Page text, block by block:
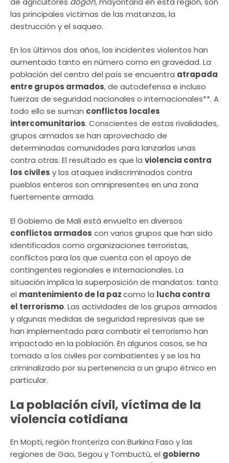
las principales víctimas de las matanzas, la
destrucción y el saqueo.
En los últimos dos años, los incidentes violentos han
aumentado tanto en número como en gravedad. La
población del centro del país se encuentra atrapada
entre grupos armados, de autodefensa e incluso
fuerzas de seguridad nacionales o internacionales**. A
todo ello se suman conflictos locales
intercomunitarios. Conscientes de estas rivalidades,
grupos armados se han aprovechado de
determinadas comunidades para lanzarlas unas
contra otras. El resultado es que la violencia contra
los civiles y los ataques indiscriminados contra
pueblos enteros son omnipresentes en una zona
fuertemente armada.
El Gobierno de Mali está envuelto en diversos
conflictos armados con varios grupos que han sido
identificados como organizaciones terroristas,
conflictos para los que cuenta con el apoyo de
contingentes regionales e internacionales. La
situación implica la superposición de mandatos: tanto
el mantenimiento de la pazcomo la lucha contra
el terrorismo. Las actividades de los grupos armados
y algunas medidas de seguridad represivas que se
han implementado para combatir el terrorismo han
impactado en la población. En algunos casos, se ha
tomado a los civiles por combatientes y se los ha
criminalizado por su pertenencia a un grupo étnico en
particular.
La población civil, víctima de la
violencia cotidiana
En Mopti, región fronteriza con Burkina Faso y las
regiones de Gao, Segou y Tombuctú, el gobierno